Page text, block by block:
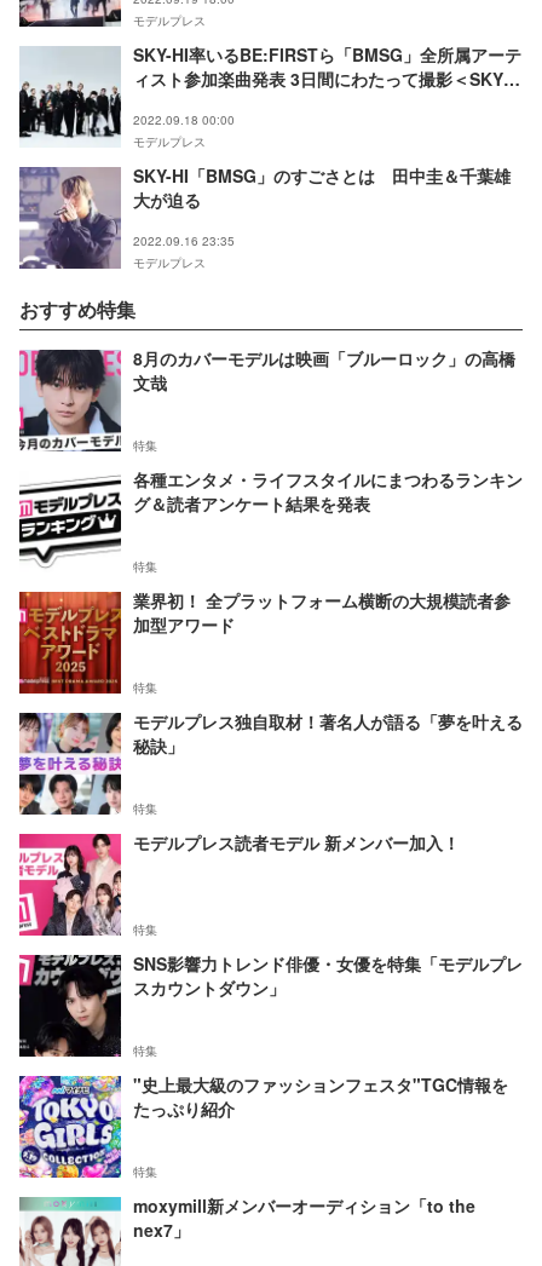
モデルプレス
SKY-HI率いるBE:FIRSTら「BMSG」全所属アーテ
ィスト参加楽曲発表 3日間にわたって撮影＜SKY-
2022.09.18 00:00
モデルプレス
SKY-HI「BMSG」のすごさとは 田中圭＆千葉雄
大が迫る
2022.09.16 23:35
モデルプレス
おすすめ特集
8月のカバーモデルは映画「ブルーロック」の高橋
文哉
特集
各種エンタメ・ライフスタイルにまつわるランキン
グ＆読者アンケート結果を発表
特集
業界初！ 全プラットフォーム横断の大規模読者参
加型アワード
特集
モデルプレス独自取材！著名人が語る「夢を叶える
秘訣」
特集
モデルプレス読者モデル 新メンバー加入！
特集
SNS影響力トレンド俳優・女優を特集「モデルプレ
スカウントダウン」
特集
"史上最大級のファッションフェスタ"TGC情報を
たっぷり紹介
特集
moxymill新メンバーオーディション「to the
nex7」